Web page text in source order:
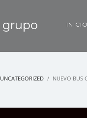
INICIO
UNCATEGORIZED NUEVO BUS